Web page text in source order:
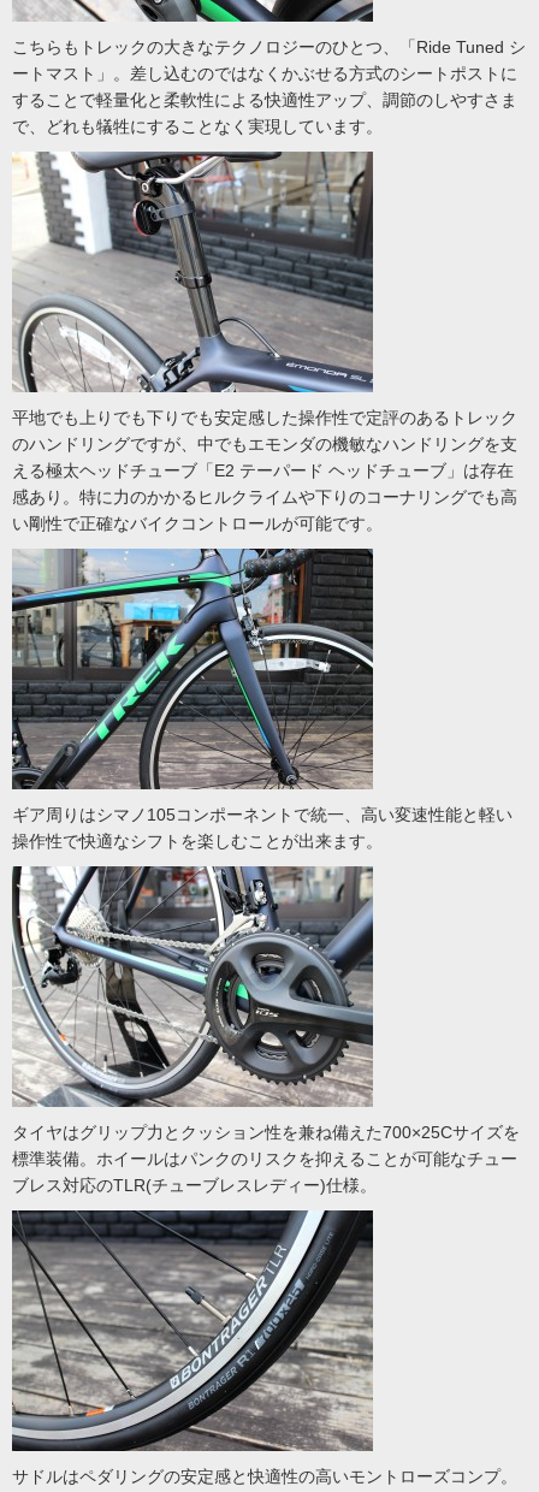
こちらもトレックの大きなテクノロジーのひとつ、「Ride Tuned シ
ートマスト」。差し込むのではなくかぶせる方式のシートポストに
することで軽量化と柔軟性による快適性アップ、調節のしやすさま
で、どれも犠牲にすることなく実現しています。
平地でも上りでも下りでも安定感した操作性で定評のあるトレック
のハンドリングですが、中でもエモンダの機敏なハンドリングを支
える極太ヘッドチューブ「E2 テーパード ヘッドチューブ」は存在
感あり。特に力のかかるヒルクライムや下りのコーナリングでも高
い剛性で正確なバイクコントロールが可能です。
ギア周りはシマノ105コンポーネントで統一、高い変速性能と軽い
操作性で快適なシフトを楽しむことが出来ます。
タイヤはグリップ力とクッション性を兼ね備えた700×25Cサイズを
標準装備。ホイールはパンクのリスクを抑えることが可能なチュー
ブレス対応のTLR(チューブレスレディー)仕様。
サドルはペダリングの安定感と快適性の高いモントローズコンプ。